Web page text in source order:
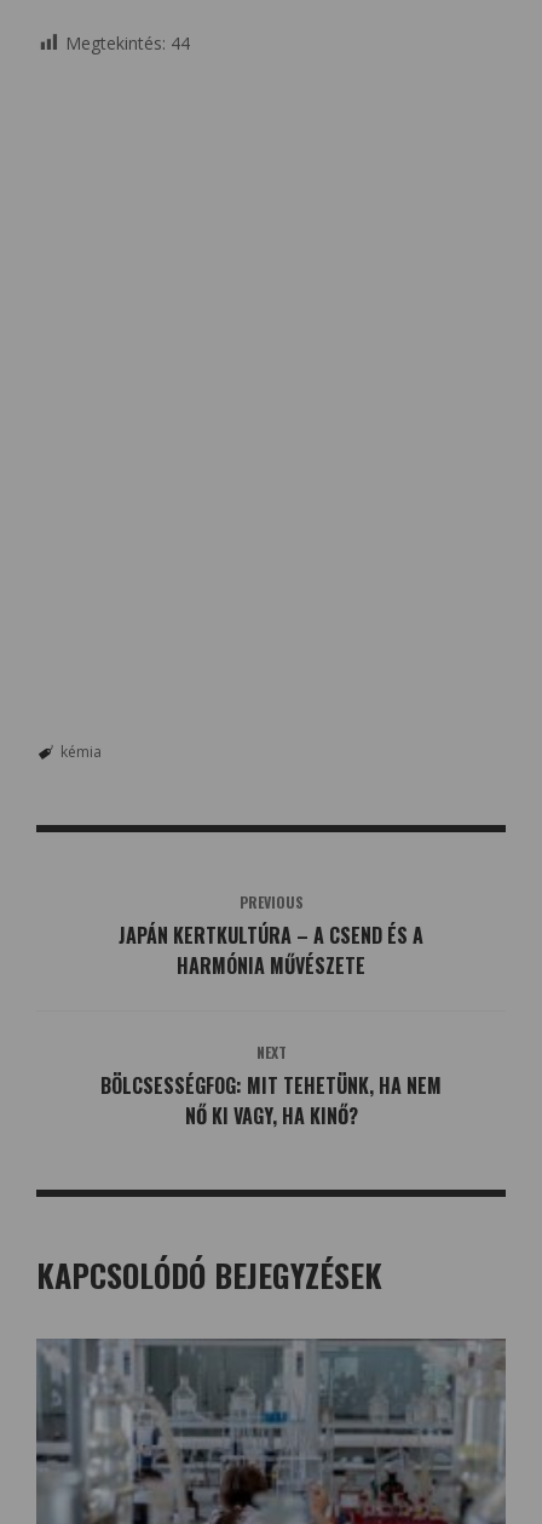
Megtekintés: 44
kémia
PREVIOUS
JAPÁN KERTKULTÚRA – A CSEND ÉS A
HARMÓNIA MŰVÉSZETE
NEXT
BÖLCSESSÉGFOG: MIT TEHETÜNK, HA NEM
NŐ KI VAGY, HA KINŐ?
KAPCSOLÓDÓ BEJEGYZÉSEK